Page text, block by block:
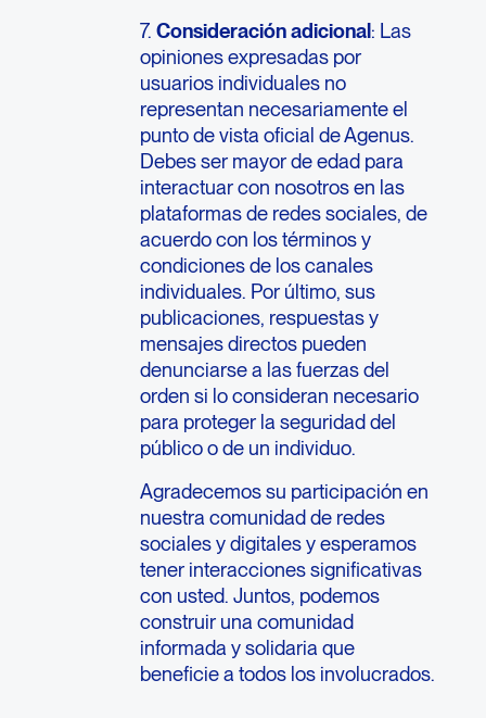
7.Consideración adicional: Las
opiniones expresadas por
usuarios individuales no
representan necesariamente el
punto de vista oficial de Agenus.
Debes ser mayor de edad para
interactuar con nosotros en las
plataformas de redes sociales, de
acuerdo con los términos y
condiciones de los canales
individuales. Por último, sus
publicaciones, respuestas y
mensajes directos pueden
denunciarse a las fuerzas del
orden si lo consideran necesario
para proteger la seguridad del
público o de un individuo.
Agradecemos su participación en
nuestra comunidad de redes
sociales y digitales y esperamos
tener interacciones significativas
con usted. Juntos, podemos
construir una comunidad
informada y solidaria que
beneficie a todos los involucrados.